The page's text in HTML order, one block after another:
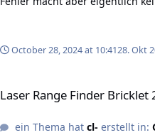
October 28, 2024 at 10:4128. Okt
Laser Range Finder
ein Thema hat cl-erstellt in: